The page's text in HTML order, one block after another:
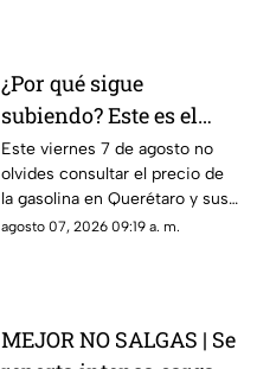
¿Por qué sigue
subiendo? Este es el
precio de la gasolina
HOY en Querétaro
Este viernes 7 de agosto no
olvides consultar el precio de
la gasolina en Querétaro y sus
municipios.
agosto 07, 2026 09:19 a. m.
MEJOR NO SALGAS | Se